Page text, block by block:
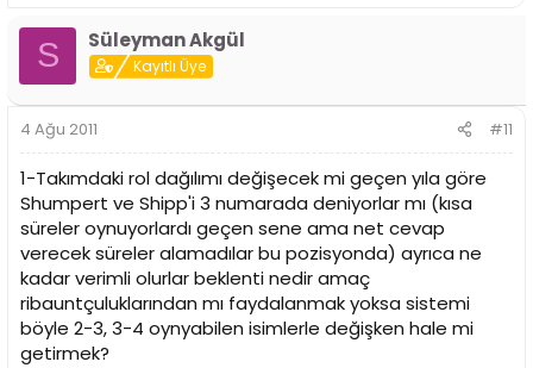
S Süleyman Akgül
Kayıtlı Üye
4 Ağu 2011 #11
1-Takımdaki rol dağılımı değişecek mi geçen yıla göre
Shumpert ve Shipp'i 3 numarada deniyorlar mı (kısa
süreler oynuyorlardı geçen sene ama net cevap
verecek süreler alamadılar bu pozisyonda) ayrıca ne
kadar verimli olurlar beklenti nedir amaç
ribauntçuluklarından mı faydalanmak yoksa sistemi
böyle 2-3, 3-4 oynyabilen isimlerle değişken hale mi
getirmek?